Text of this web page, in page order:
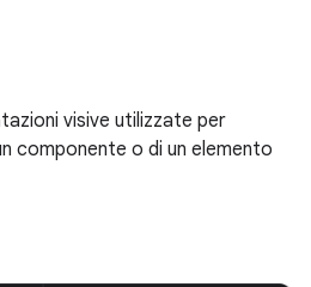
visive utilizzate per
componente o di un elemento